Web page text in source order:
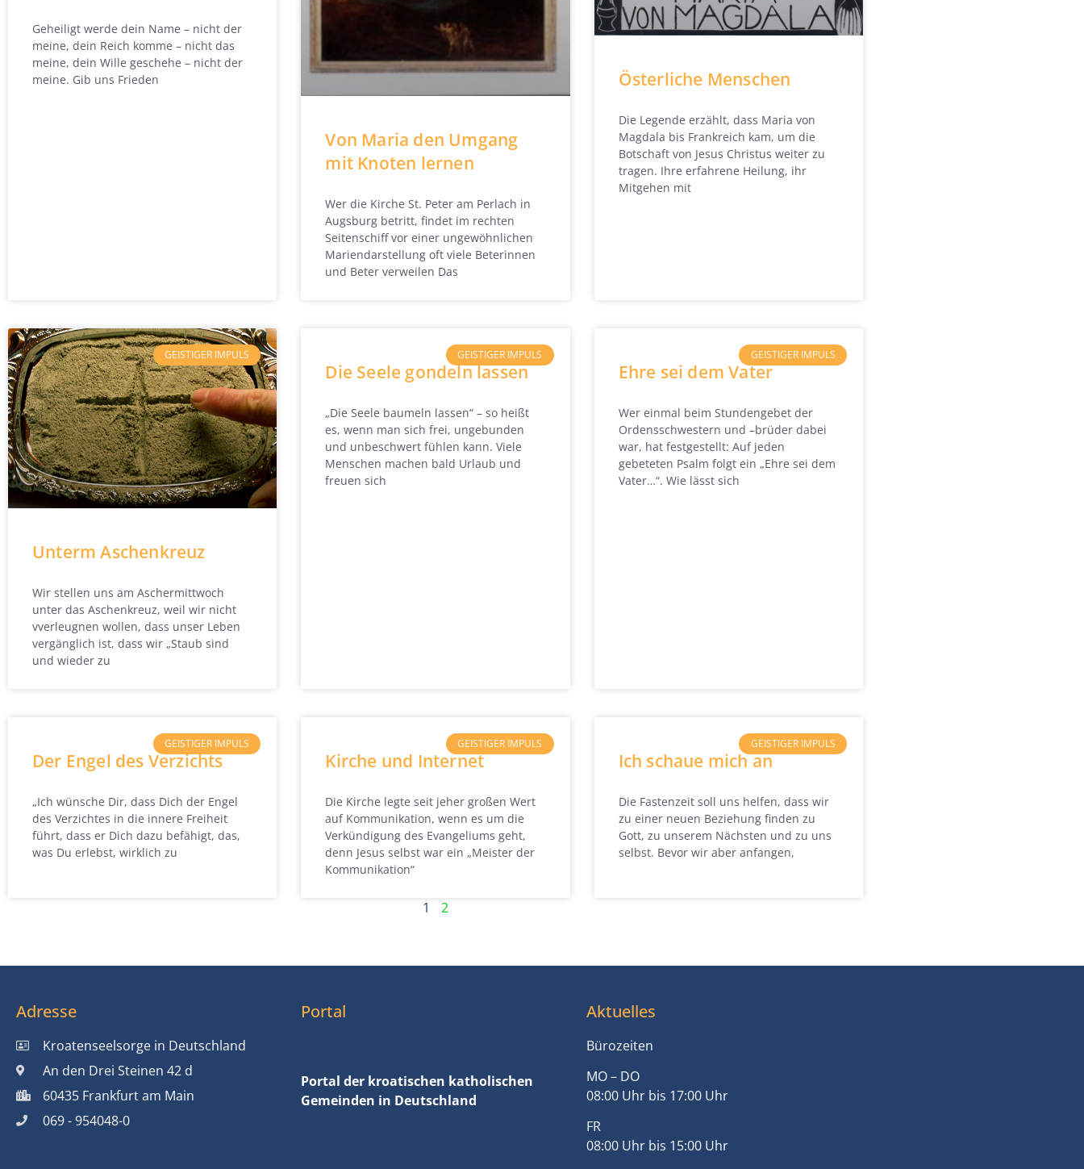
Geheiligt werde dein Name – nicht der
meine, dein Reich komme – nicht das
meine, dein Wille geschehe – nicht der
meine. Gib uns Frieden
Von Maria den Umgang
mit Knoten lernen
Wer die Kirche St. Peter am Perlach in
Augsburg betritt, findet im rechten
Seitenschiff vor einer ungewöhnlichen
Mariendarstellung oft viele Beterinnen
und Beter verweilen Das
Österliche Menschen
Die Legende erzählt, dass Maria von
Magdala bis Frankreich kam, um die
Botschaft von Jesus Christus weiter zu
tragen. Ihre erfahrene Heilung, ihr
Mitgehen mit
GEISTIGER IMPULS
Unterm Aschenkreuz
Wir stellen uns am Aschermittwoch
unter das Aschenkreuz, weil wir nicht
vverleugnen wollen, dass unser Leben
vergänglich ist, dass wir „Staub sind
und wieder zu
GEISTIGER IMPULS
Die Seele gondeln lassen
„Die Seele baumeln lassen“ – so heißt
es, wenn man sich frei, ungebunden
und unbeschwert fühlen kann. Viele
Menschen machen bald Urlaub und
freuen sich
GEISTIGER IMPULS
Ehre sei dem Vater
Wer einmal beim Stundengebet der
Ordensschwestern und –brüder dabei
war, hat festgestellt: Auf jeden
gebeteten Psalm folgt ein „Ehre sei dem
Vater…“. Wie lässt sich
GEISTIGER IMPULS
Der Engel des Verzichts
„Ich wünsche Dir, dass Dich der Engel
des Verzichtes in die innere Freiheit
führt, dass er Dich dazu befähigt, das,
was Du erlebst, wirklich zu
GEISTIGER IMPULS
Kirche und Internet
Die Kirche legte seit jeher großen Wert
auf Kommunikation, wenn es um die
Verkündigung des Evangeliums geht,
denn Jesus selbst war ein „Meister der
Kommunikation“
GEISTIGER IMPULS
Ich schaue mich an
Die Fastenzeit soll uns helfen, dass wir
zu einer neuen Beziehung finden zu
Gott, zu unserem Nächsten und zu uns
selbst. Bevor wir aber anfangen,
1 2
Adresse
Kroatenseelsorge in Deutschland
An den Drei Steinen 42 d
60435 Frankfurt am Main
069 - 954048-0
Portal
Portal der kroatischen katholischen
Gemeinden in Deutschland
Aktuelles
Bürozeiten
MO – DO
08:00 Uhr bis 17:00 Uhr
FR
08:00 Uhr bis 15:00 Uhr